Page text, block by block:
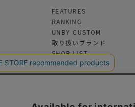
FEATURES
RANKING
UNBY CUSTOM
取り扱いブランド
SHOP LIST